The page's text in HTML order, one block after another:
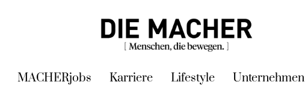
MACHERjobs Karriere Lifestyle Unternehmen